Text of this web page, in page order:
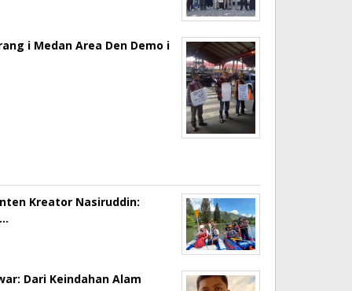
i Medan Area Den Demo i
Kreator Nasiruddin:
Dari Keindahan Alam